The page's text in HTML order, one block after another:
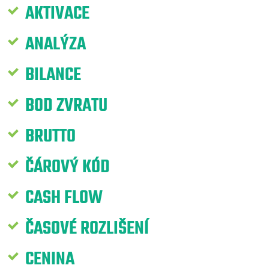
AKTIVACE
ANALÝZA
BILANCE
BOD ZVRATU
BRUTTO
ČÁROVÝ KÓD
CASH FLOW
ČASOVÉ ROZLIŠENÍ
CENINA